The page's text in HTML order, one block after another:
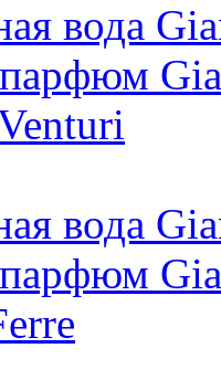
вода
вода